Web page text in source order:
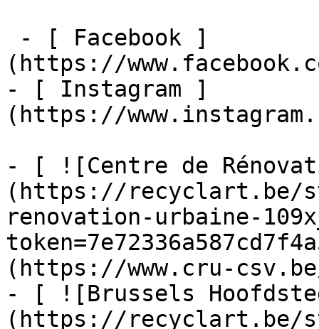
(https://
- [ Instagram ]
(https://
- [ ![Centre de
(https://recyclart.be/
renovation-urbaine-
(https://www.cru-
- [ ![Brussels
(https://recyclart.be/